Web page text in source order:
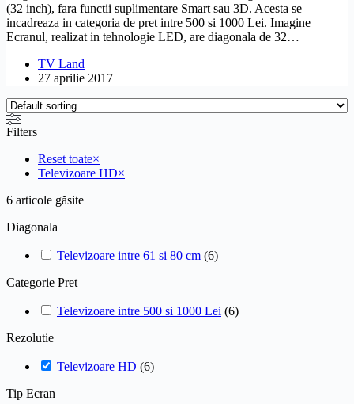
(32 inch), fara functii suplimentare Smart sau 3D. Acesta se
incadreaza in categoria de pret intre 500 si 1000 Lei. Imagine
Ecranul, realizat in tehnologie LED, are diagonala de 32…
TV Land
27 aprilie 2017
Filters
Reset toate×
Televizoare HD×
6 articole găsite
Diagonala
Televizoare intre 61 si 80 cm (6)
Categorie Pret
Televizoare intre 500 si 1000 Lei (6)
Rezolutie
Televizoare HD (6)
Tip Ecran